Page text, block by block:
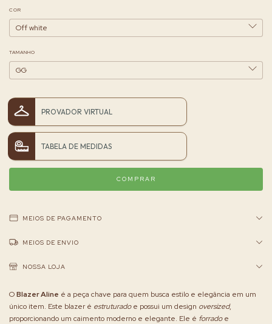
COR
TAMANHO
PROVADOR VIRTUAL
TABELA DE MEDIDAS
MEIOS DE PAGAMENTO
MEIOS DE ENVIO
NOSSA LOJA
OBlazer Aline é a peça chave para quem busca estilo e elegância em um
único item. Este blazer é estruturadoe possui um design oversized,
proporcionando um caimento moderno e elegante. Ele é forradoe